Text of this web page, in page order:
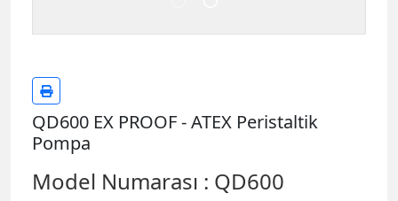
QD600 EX PROOF - ATEX Peristaltik
Pompa
Model Numarası : QD600